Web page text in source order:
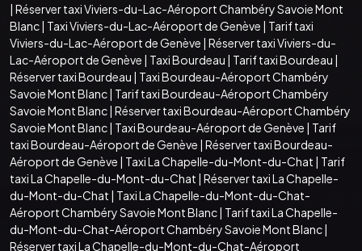
| Réserver taxi Viviers-du-Lac-Aéroport Chambéry Savoie Mont
Blanc| Taxi Viviers-du-Lac-Aéroport de Genève | Tarif taxi
Viviers-du-Lac-Aéroport de Genève | Réserver taxi Viviers-du-
Lac-Aéroport de Genève | Taxi Bourdeau | Tarif taxi Bourdeau |
Réserver taxi Bourdeau | Taxi Bourdeau-Aéroport Chambéry
Savoie Mont Blanc| Tarif taxi Bourdeau-Aéroport Chambéry
Savoie Mont Blanc| Réserver taxi Bourdeau-Aéroport Chambéry
Savoie Mont Blanc| Taxi Bourdeau-Aéroport de Genève | Tarif
taxi Bourdeau-Aéroport de Genève | Réserver taxi Bourdeau-
Aéroport de Genève | Taxi La Chapelle-du-Mont-du-Chat | Tarif
taxi La Chapelle-du-Mont-du-Chat | Réserver taxi La Chapelle-
du-Mont-du-Chat | Taxi La Chapelle-du-Mont-du-Chat-
Aéroport Chambéry Savoie Mont Blanc| Tarif taxi La Chapelle-
du-Mont-du-Chat-Aéroport Chambéry Savoie Mont Blanc|
Réserver taxi La Chapelle-du-Mont-du-Chat-Aéroport